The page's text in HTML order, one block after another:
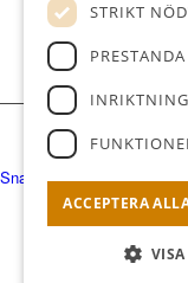
Snabbanslutning
STRIKT
PRESTANDA
INRIKTNING
ACCEPTERA
VISA